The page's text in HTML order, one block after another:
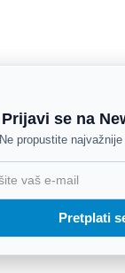
Prijavi se na
Ne propustite
Pretplati